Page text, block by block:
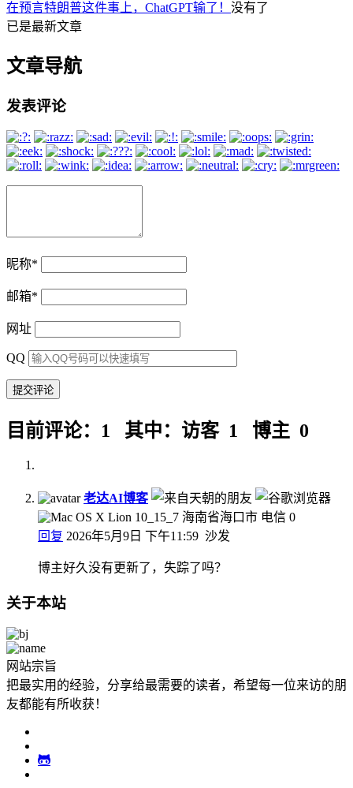
在预言特朗普这件事上，ChatGPT输了！ 没有了
已是最新文章
文章导航
发表评论
昵称*
邮箱*
网址
QQ
目前评论：1 其中：访客 1 博主 0
老达AI博客
海南省海口市 电信 0
回复 2026年5月9日 下午11:59 沙发
博主好久没有更新了，失踪了吗？
关于本站
网站宗旨
把最实用的经验，分享给最需要的读者，希望每一位来访的朋
友都能有所收获！